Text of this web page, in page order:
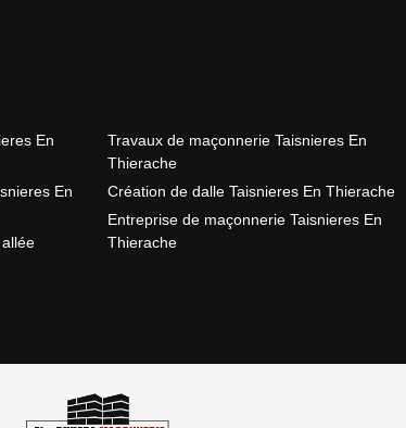
En
En
Travaux de maçonnerie Taisnieres En
Thierache
Création de dalle Taisnieres En Thierache
Entreprise de maçonnerie Taisnieres En
Thierache